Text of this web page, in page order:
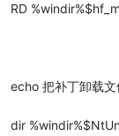
RD
echo 把补丁卸载
dir